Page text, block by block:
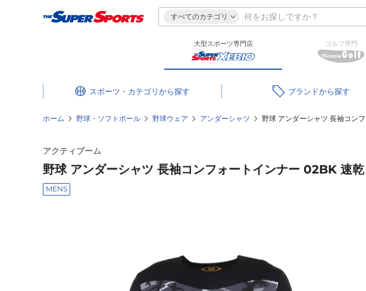
すべてのカテゴリ
大型スポーツ専門店 ゴルフ専門
スポーツ・カテゴリ ブランド
ホーム 野球・ソフトボール 野球ウェア アンダーシャツ 野球 アンダーシャツ 長袖コン
アクティブーム
野球 アンダーシャツ 長袖コンフォートインナー 02BK 速乾
MENS